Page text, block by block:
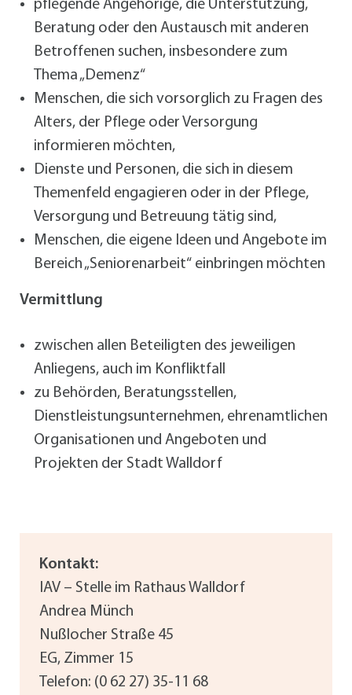
pflegende Angehörige, die Unterstützung,
Beratung oder den Austausch mit anderen
Betroffenen suchen, insbesondere zum
Thema „Demenz“
Menschen, die sich vorsorglich zu Fragen des
Alters, der Pflege oder Versorgung
informieren möchten,
Dienste und Personen, die sich in diesem
Themenfeld engagieren oder in der Pflege,
Versorgung und Betreuung tätig sind,
Menschen, die eigene Ideen und Angebote im
Bereich „Seniorenarbeit“ einbringen möchten
Vermittlung
zwischen allen Beteiligten des jeweiligen
Anliegens, auch im Konfliktfall
zu Behörden, Beratungsstellen,
Dienstleistungsunternehmen, ehrenamtlichen
Organisationen und Angeboten und
Projekten der Stadt Walldorf
Kontakt:
IAV – Stelle im Rathaus Walldorf
Andrea Münch
Nußlocher Straße 45
EG, Zimmer 15
Telefon: (0 62 27) 35-11 68